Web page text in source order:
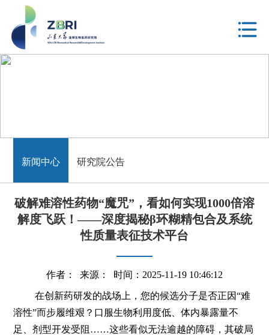
新闻中心 研究院公告
破解难溶性药物“魔咒”，看如何实现1000倍溶
解度飞跃！——深度揭秘β环糊精包合及系统
性质量表征技术平台
作者： 来源： 时间：2025-11-19 10:46:12
在创新药研发的战场上，您的候选分子是否正因“难
溶性”而步履维艰？口服生物利用度低、体内暴露量不
足、剂型开发受阻……这些看似无法逾越的障碍，其破局